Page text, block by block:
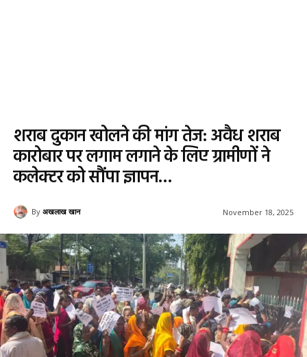
शराब दुकान खोलने की मांग तेज: अवैध शराब
कारोबार पर लगाम लगाने के लिए ग्रामीणों ने
कलेक्टर को सौंपा ज्ञापन…
By अखलाख खान November 18, 2025